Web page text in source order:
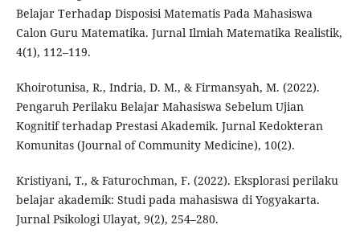
Belajar Terhadap Disposisi Matematis Pada Mahasiswa
Calon Guru Matematika. Jurnal Ilmiah Matematika Realistik,
4(1), 112–119.
Khoirotunisa, R., Indria, D. M., & Firmansyah, M. (2022).
Pengaruh Perilaku Belajar Mahasiswa Sebelum Ujian
Kognitif terhadap Prestasi Akademik. Jurnal Kedokteran
Komunitas (Journal of Community Medicine), 10(2).
Kristiyani, T., & Faturochman, F. (2022). Eksplorasi perilaku
belajar akademik: Studi pada mahasiswa di Yogyakarta.
Jurnal Psikologi Ulayat, 9(2), 254–280.